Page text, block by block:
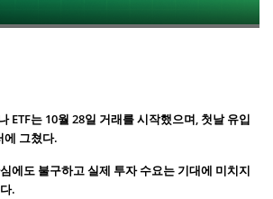
ETF는 10월 28일 거래를 시작했으며, 첫날 유입
에 그쳤다.
에도 불구하고 실제 투자 수요는 기대에 미치지
.